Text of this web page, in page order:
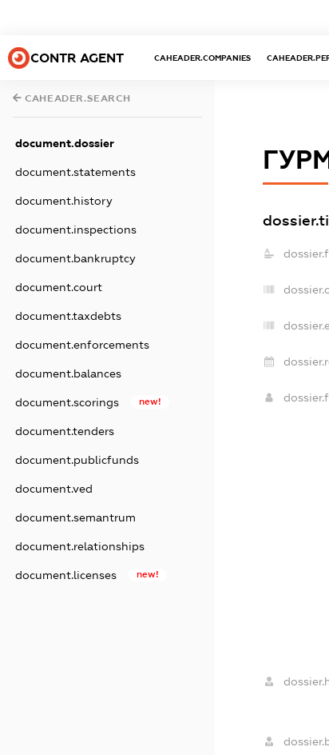
CONTR AGENT CAHEADER.COMPANIES
CAHEADER.SEARCH
document.dossier
document.statements
document.history
document.inspections
document.bankruptcy
document.court
document.taxdebts
document.enforcements
document.balances
document.scorings new!
document.tenders
document.publicfunds
document.ved
document.semantrum
document.relationships
document.licenses new!